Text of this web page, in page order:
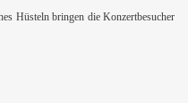
Hüsteln bringen die Konzertbesucher